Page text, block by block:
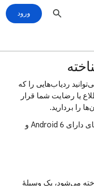
ورود
ردیاب‌هایی را که
یا رضایت شما قرار
را بردارید.
این ویژگی فقط برای دستگاه‌های دارای Android 6 و
می‌شود، یک وسیلۀ